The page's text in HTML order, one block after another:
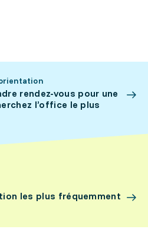
rendez-vous pour une
l’office le plus
les plus fréquemment